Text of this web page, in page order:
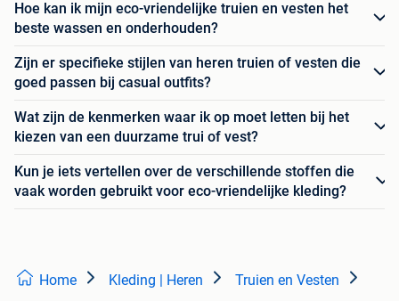
Hoe kan ik mijn eco-vriendelijke truien en vesten het
beste wassen en onderhouden?
Zijn er specifieke stijlen van heren truien of vesten die
goed passen bij casual outfits?
Wat zijn de kenmerken waar ik op moet letten bij het
kiezen van een duurzame trui of vest?
Kun je iets vertellen over de verschillende stoffen die
vaak worden gebruikt voor eco-vriendelijke kleding?
Home Kleding | Heren Truien en Vesten